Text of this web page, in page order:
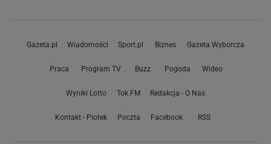
Gazeta.pl Wiadomości Sport.pl Biznes Gazeta Wyborcza
Praca Program TV Buzz Pogoda Wideo
Wyniki Lotto Tok.FM Redakcja - O Nas
Kontakt - Plotek Poczta Facebook RSS